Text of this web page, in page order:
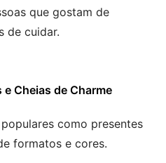
que gostam de
de cuidar.
Cheias de Charme
como presentes
formatos e cores.